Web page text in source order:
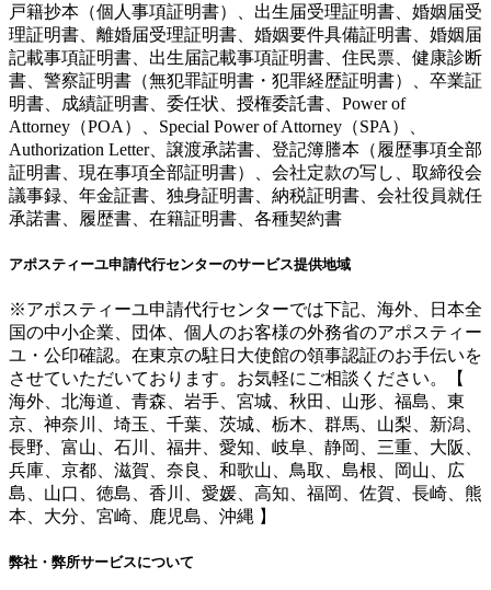
戸籍抄本（個人事項証明書）、出生届受理証明書、婚姻届受
理証明書、離婚届受理証明書、婚姻要件具備証明書、婚姻届
記載事項証明書、出生届記載事項証明書、住民票、健康診断
書、警察証明書（無犯罪証明書・犯罪経歴証明書）、卒業証
明書、成績証明書、委任状、授権委託書、Power of
Attorney（POA）、Special Power of Attorney（SPA）、
Authorization Letter、譲渡承諾書、登記簿謄本（履歴事項全部
証明書、現在事項全部証明書）、会社定款の写し、取締役会
議事録、年金証書、独身証明書、納税証明書、会社役員就任
承諾書、履歴書、在籍証明書、各種契約書
アポスティーユ申請代行センターのサービス提供地域
※アポスティーユ申請代行センターでは下記、海外、日本全
国の中小企業、団体、個人のお客様の外務省のアポスティー
ユ・公印確認。在東京の駐日大使館の領事認証のお手伝いを
させていただいております。お気軽にご相談ください。【
海外、北海道、青森、岩手、宮城、秋田、山形、福島、東
京、神奈川、埼玉、千葉、茨城、栃木、群馬、山梨、新潟、
長野、富山、石川、福井、愛知、岐阜、静岡、三重、大阪、
兵庫、京都、滋賀、奈良、和歌山、鳥取、島根、岡山、広
島、山口、徳島、香川、愛媛、高知、福岡、佐賀、長崎、熊
本、大分、宮崎、鹿児島、沖縄 】
弊社・弊所サービスについて